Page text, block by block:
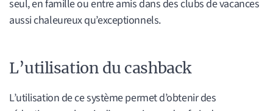
seul, en famille ou entre amis dans des clubs de vacances
aussi chaleureux qu’exceptionnels.
L’utilisation du cashback
L’utilisation de ce système permet d’obtenir des